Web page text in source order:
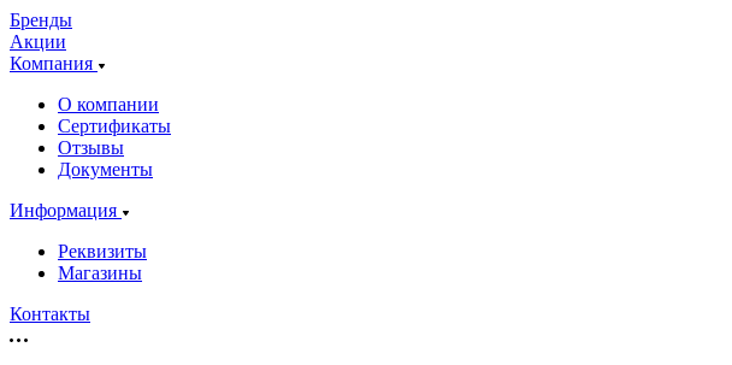
Бренды
Акции
Компания
О компании
Сертификаты
Отзывы
Документы
Информация
Реквизиты
Магазины
Контакты